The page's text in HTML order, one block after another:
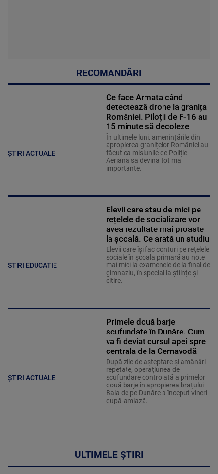
RECOMANDĂRI
ȘTIRI ACTUALE
Ce face Armata când
detectează drone la granița
României. Piloții de F-16 au
15 minute să decoleze
În ultimele luni, amenințările din
apropierea granițelor României au
făcut ca misiunile de Poliție
Aeriană să devină tot mai
importante.
STIRI EDUCATIE
Elevii care stau de mici pe
rețelele de socializare vor
avea rezultate mai proaste
la școală. Ce arată un studiu
Elevii care îşi fac conturi pe rețelele
sociale în școala primară au note
mai mici la examenele de la final de
gimnaziu, în special la științe și
citire.
ȘTIRI ACTUALE
Primele două barje
scufundate în Dunăre. Cum
va fi deviat cursul apei spre
centrala de la Cernavodă
După zile de așteptare și amânări
repetate, operațiunea de
scufundare controlată a primelor
două barje în apropierea brațului
Bala de pe Dunăre a început vineri
după-amiază.
ULTIMELE ȘTIRI